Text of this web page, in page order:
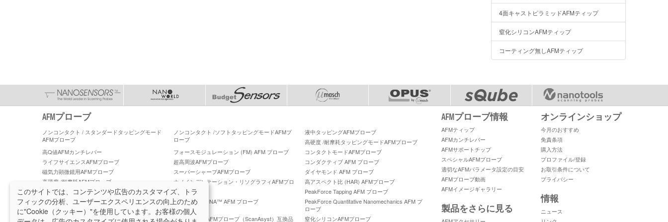
4面キャストピラミッドAFMティップ
窒化シリコンAFMティップ
コーティング無しAFMティップ
AFMプローブ
ノンコンタクト / スタンダードタッピングモード
AFMプローブ
ノンコンタクト /ソフトタッピングモードAFMプ
ローブ
液中タッピングAFMプローブ
高硬度 /耐摩耗タッピングモードAFMプローブ
高Q値AFMカンチレバー
フォースモジュレーション (FM) AFM プローブ
コンタクトモードAFMプローブ
ライフサイエンスAFMプローブ
超高周波AFMプローブ
コンダクティブ AFM プローブ
磁気力顕微鏡用AFMプローブ
スーパーシャープAFMプローブ
ダイヤモンド AFM プローブ
高硬度 /耐摩耗AFMプローブ
ナノインデンテーション・リソグラフィAFMプロ
ーブ
高アスペクト比 (HAR) AFMプローブ
PeakForce Tapping AFM プローブ
PeakForce ケルビンフォース顕微鏡 AFM プロー
ブ
PeakForce TUNA™ AFM プローブ
PeakForce Quantitative Nanomechanics AFM プ
ローブ
PeakForce QNM 高精度 AFM プローブ
ブルカー社製AFMプローブ（ScanAsyst）互換品 窒化シリコンAFMプローブ
AFMプローブ情報
AFMティップ
AFMカンチレバー
AFMサポートチップ
スペシャルAFMプローブ
適切なAFMパラメータ設定の目安
AFMプローブ動画
AFMイメージギャラリー
製品をさらに見る
オンラインショップ
今月のおすすめ
免責条項
購入方法
プロファイル/登録
お取引条件について
プライバシー
情報
ニュース
このサイトでは、コンテンツや広告のカスタマイズ、トラ
フィックの分析、ユーザーエクスペリエンスの向上のため
に"Cookie（クッキー）"を使用しています。お客様の個人